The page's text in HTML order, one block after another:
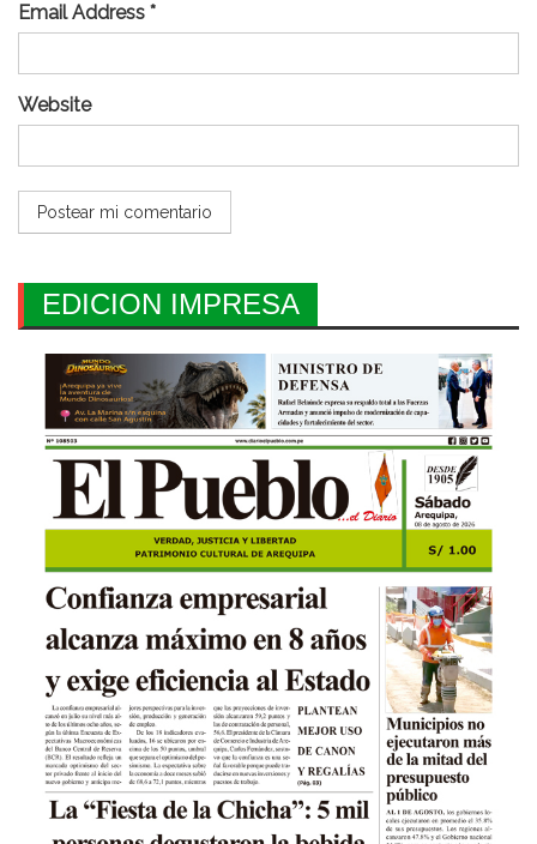
Email Address *
Website
EDICION IMPRESA